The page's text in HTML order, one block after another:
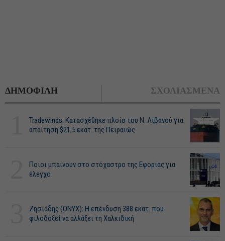
ΔΗΜΟΦΙΛΗ ΣΧΟΛΙΑΣΜΕΝΑ
Tradewinds: Κατασχέθηκε πλοίο του Ν. Λιβανού για
απαίτηση $21,5 εκατ. της Πειραιώς
Ποιοι μπαίνουν στο στόχαστρο της Εφορίας για
έλεγχο
Ζησιάδης (ONYX): Η επένδυση 388 εκατ. που
φιλοδοξεί να αλλάξει τη Χαλκιδική